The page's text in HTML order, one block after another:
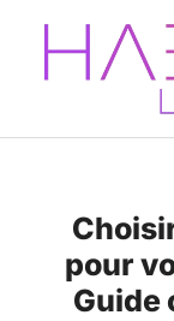
Aller
contenu
pour
Guide